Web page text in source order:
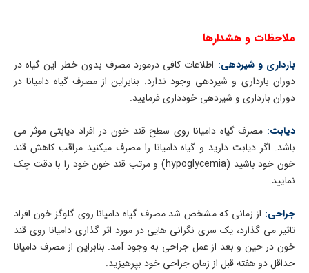
ملاحظات و هشدارها
بارداری و شیردهی: اطلاعات کافی درمورد مصرف بدون خطر این گیاه در
دوران بارداری و شیردهی وجود ندارد. بنابراین از مصرف گیاه دامیانا در
دوران بارداری و شیردهی خودداری فرمایید.
دیابت: مصرف گیاه دامیانا روی سطح قند خون در افراد دیابتی موثر می
باشد. اگر دیابت دارید و گیاه دامیانا را مصرف میکنید مراقب کاهش قند
خون خود باشید (hypoglycemia) و مرتب قند خون خود را با دقت چک
نمایید.
جراحی: از زمانی که مشخص شد مصرف گیاه دامیانا روی گلوگز خون افراد
تاثیر می گذارد، یک سری نگرانی هایی در مورد اثر گذاری دامیانا روی قند
خون در حین و بعد از عمل جراحی به وجود آمد. بنابراین از مصرف دامیانا
حداقل دو هفته قبل از زمان جراحی خود بپرهیزید.